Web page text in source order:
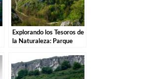
Explorando los Tesoros de
la Naturaleza: Parque
Nansa en Tudanca.